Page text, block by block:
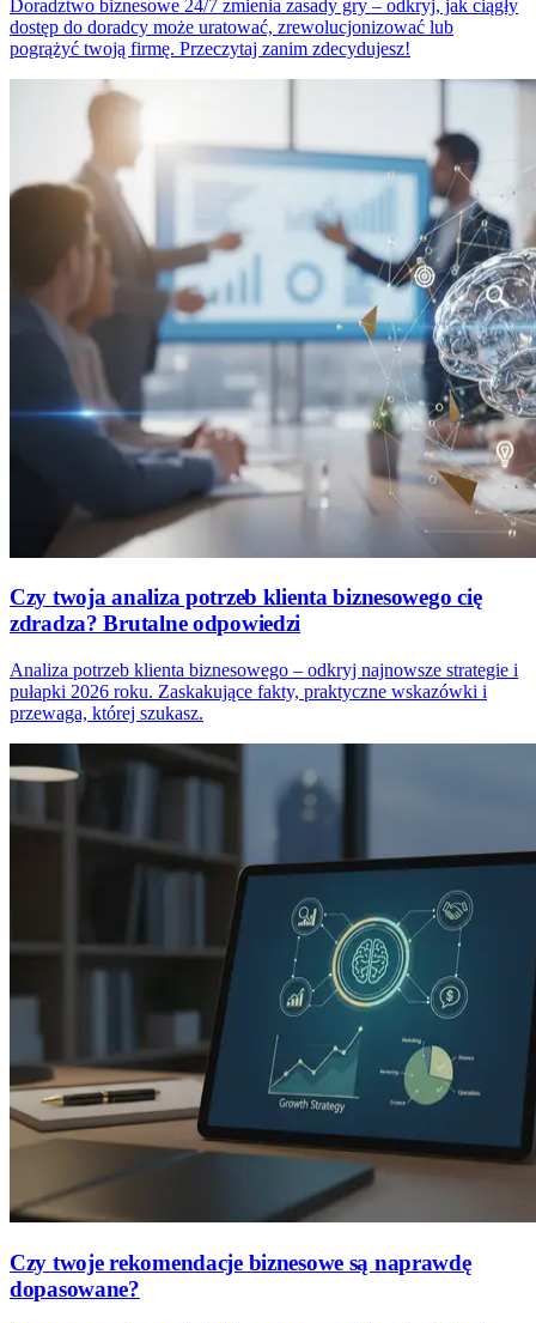
Doradztwo biznesowe 24/7 zmienia zasady gry – odkryj, jak ciągły
dostęp do doradcy może uratować, zrewolucjonizować lub
pogrążyć twoją firmę. Przeczytaj zanim zdecydujesz!
Czy twoja analiza potrzeb klienta biznesowego cię
zdradza? Brutalne odpowiedzi
Analiza potrzeb klienta biznesowego – odkryj najnowsze strategie i
pułapki 2026 roku. Zaskakujące fakty, praktyczne wskazówki i
przewaga, której szukasz.
Czy twoje rekomendacje biznesowe są naprawdę
dopasowane?